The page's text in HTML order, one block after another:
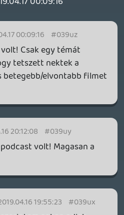
meg Coke Zero-t.
modellben
marad
Epic Store nem
/ nem tud
már nem
#039ut
értettem, hogy
Egyébként a
tészta. A fő
ez egyáltalán
sőt
És szerintem